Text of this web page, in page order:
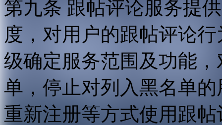
第九条 跟帖评论服务提
度，对用户的跟帖评论
级确定服务范围及功能
单，停止对列入黑名单
重新注册等方式使用跟